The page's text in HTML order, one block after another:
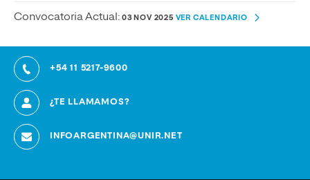
Convocatoria Actual: 03 NOV 2025 VER CALENDARIO
+54 11 5217-9600
¿TE LLAMAMOS?
INFOARGENTINA@UNIR.NET